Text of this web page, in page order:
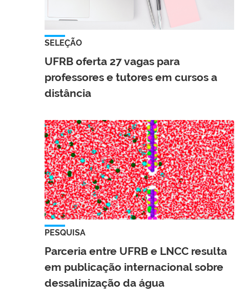
SELEÇÃO
UFRB oferta 27 vagas para
professores e tutores em cursos a
distância
PESQUISA
Parceria entre UFRB e LNCC resulta
em publicação internacional sobre
dessalinização da água